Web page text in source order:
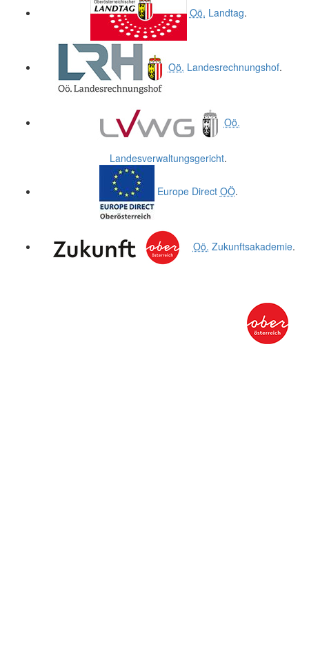
Oö. Landtag.
Oö. Landesrechnungshof.
Oö.
Landesverwaltungsgericht.
Europe Direct OÖ.
Oö. Zukunftsakademie.